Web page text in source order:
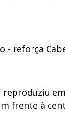
- reforça
frente à